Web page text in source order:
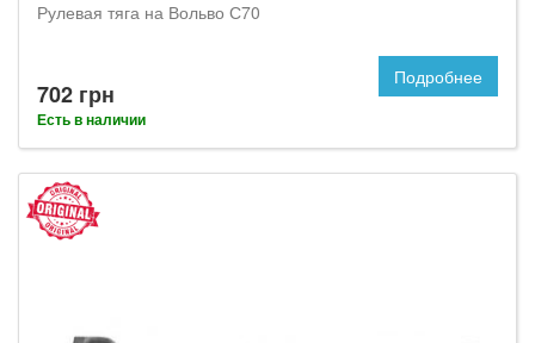
Рулевая тяга на Вольво С70
702 грн
Есть в наличии
Подробнее